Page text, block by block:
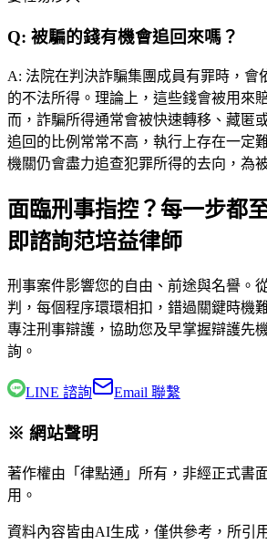
Q: 被騙的錢有機會追回來嗎？
A: 法院在判決詐騙集團成員有罪時，會
的不法所得。理論上，這些錢會被用來
而，詐騙所得通常會被快速轉移、藏匿
追回的比例常常不高，執行上存在一定
機關仍會盡力追查犯罪所得的去向，為
面臨刑事指控？每一步
即諮詢范培益律師
刑事案件影響您的自由、前途與名譽。
判，每個程序環環相扣，錯過關鍵時機
專注刑事辯護，協助您及早掌握辯護先
詢。
LINE 諮詢 Email 聯繫
※ 網站聲明
著作權由「律點通」所有，非經正式書
用。
資料內容皆由AI生成，僅供參考，所引